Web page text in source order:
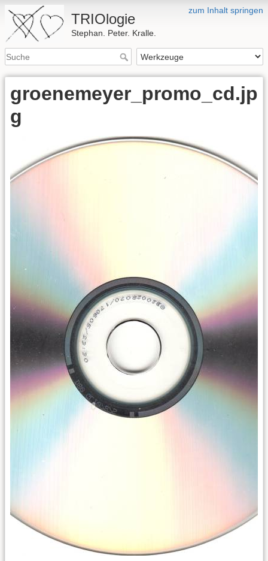
zum Inhalt springen
TRIOlogie
Stephan. Peter. Kralle.
groenemeyer_promo_cd.jp
g